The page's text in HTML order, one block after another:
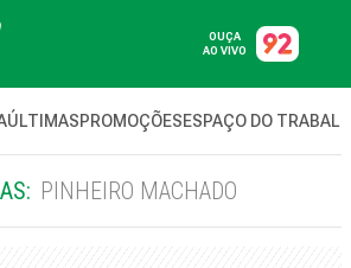
OUÇA
AO VIVO
ÚLTIMASPROMOÇÕESESPAÇO DO
PINHEIRO MACHADO